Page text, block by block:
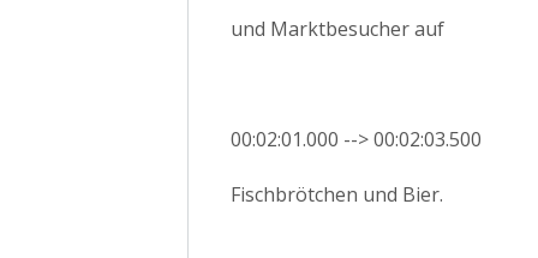
und Marktbesucher auf
00:02:01.000 --> 00:02:03.500
Fischbrötchen und Bier.